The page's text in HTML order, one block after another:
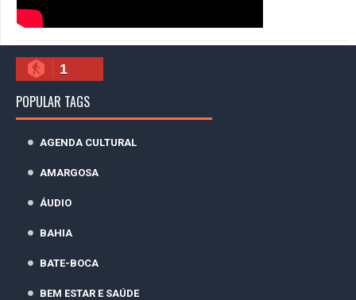
1
POPULAR TAGS
AGENDA CULTURAL
AMARGOSA
ÁUDIO
BAHIA
BATE-BOCA
BEM ESTAR E SAÚDE